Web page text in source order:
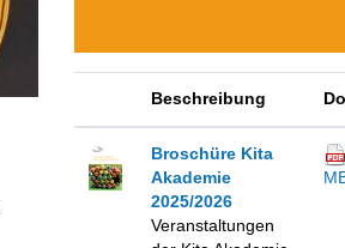
Beschreibung
Broschüre Kita
Akademie
2025/2026
Veranstaltungen